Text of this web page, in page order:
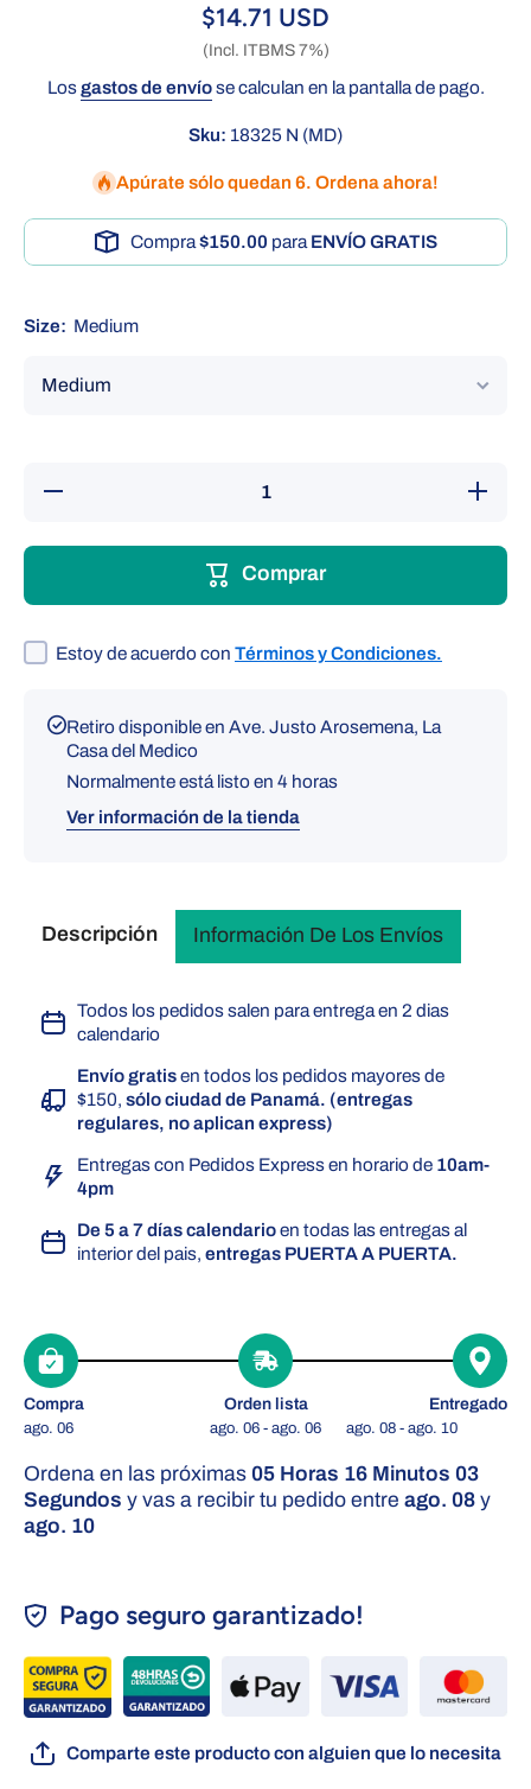
$14.71 USD
(Incl. ITBMS 7%)
Losgastos de envíose calculan en la pantalla de pago.
Sku: 18325 N (MD)
Apúrate sólo quedan 6. Ordena ahora!
Compra$150.00 para ENVÍO GRATIS
Size: Medium
Reducir
Aumentar
cantidad
con codo
tenista
Comprar
Estoy de acuerdo con Términos y Condiciones.
Retiro disponible enAve. Justo Arosemena, La
Casa del Medico
Normalmente está listo en 4 horas
Ver información de la tienda
Descripción Información De Los Envíos
Todos los pedidos salen para entrega en 2 dias
calendario
Envío gratisen todos los pedidos mayores de
$150, sólo ciudad de Panamá. (entregas
regulares, no aplican express)
Entregas con Pedidos Express en horario de 10am-
4pm
De 5 a 7 días calendarioen todas las entregas al
interior del pais, entregas PUERTA A PUERTA.
Compra
ago. 06
Orden lista
ago. 06 - ago. 06
Entregado
ago. 08 - ago. 10
Ordena en las próximas 05 Horas 16 Minutos 02
Segundos y vas a recibir tu pedido entre ago. 08 y
ago. 10
Pago seguro garantizado!
Comparte este producto con alguien que lo necesita